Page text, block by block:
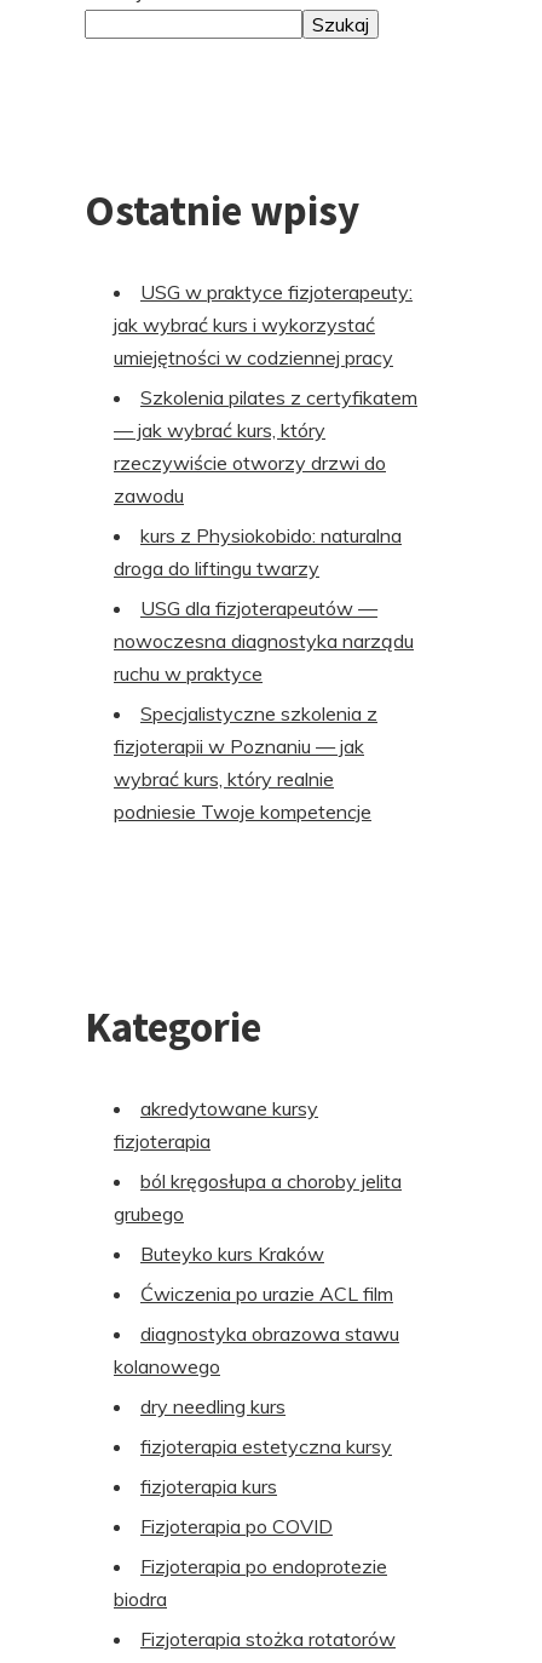
Szukaj
Ostatnie wpisy
USG w praktyce fizjoterapeuty:
jak wybrać kurs i wykorzystać
umiejętności w codziennej pracy
Szkolenia pilates z certyfikatem
— jak wybrać kurs, który
rzeczywiście otworzy drzwi do
zawodu
kurs z Physiokobido: naturalna
droga do liftingu twarzy
USG dla fizjoterapeutów —
nowoczesna diagnostyka narządu
ruchu w praktyce
Specjalistyczne szkolenia z
fizjoterapii w Poznaniu — jak
wybrać kurs, który realnie
podniesie Twoje kompetencje
Kategorie
akredytowane kursy
fizjoterapia
ból kręgosłupa a choroby jelita
grubego
Buteyko kurs Kraków
Ćwiczenia po urazie ACL film
diagnostyka obrazowa stawu
kolanowego
dry needling kurs
fizjoterapia estetyczna kursy
fizjoterapia kurs
Fizjoterapia po COVID
Fizjoterapia po endoprotezie
biodra
Fizjoterapia stożka rotatorów